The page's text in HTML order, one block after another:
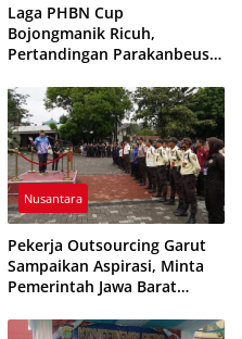
Laga PHBN Cup
Bojongmanik Ricuh,
Pertandingan Parakanbeusi
Dihentikan
Nusantara
Pekerja Outsourcing Garut
Sampaikan Aspirasi, Minta
Pemerintah Jawa Barat